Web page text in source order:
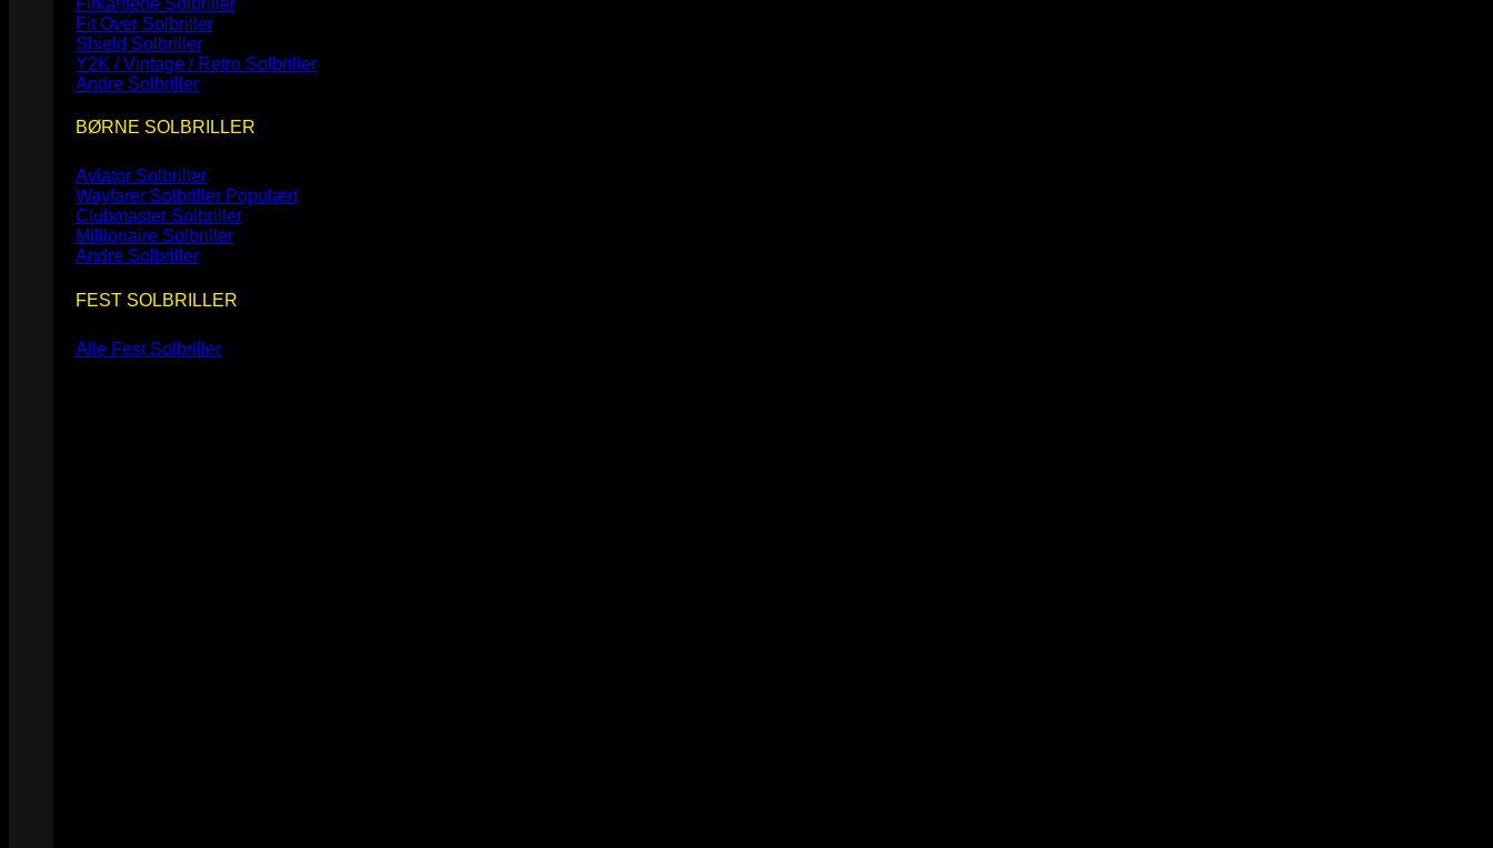
Fit Over Solbriller
Shield Solbriller
Y2K / Vintage / Retro Solbriller
Andre Solbriller
BØRNE SOLBRILLER
Aviator Solbriller
Wayfarer Solbriller
Clubmaster Solbriller
Millionaire Solbriller
Andre Solbriller
FEST SOLBRILLER
Alle Fest Solbriller